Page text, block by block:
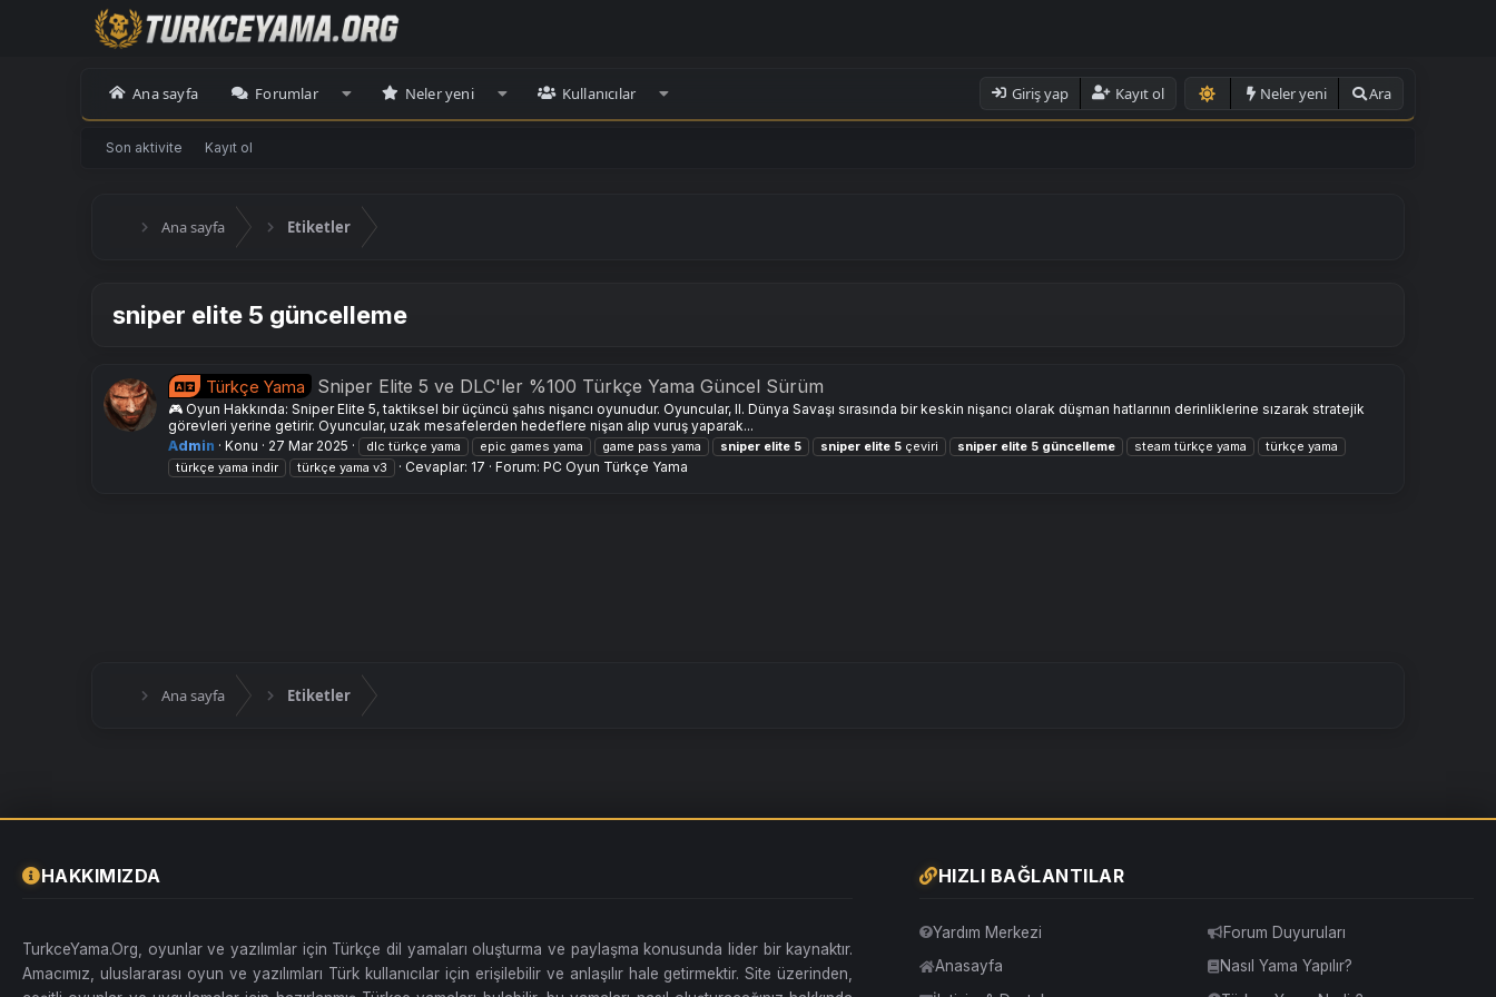
Ana sayfa Forumlar Neler yeni Kullanıcılar Giriş yap Kayıt ol Neler yeni Ara
Son aktivite Kayıt ol
Ana sayfa Etiketler
sniper elite 5 güncelleme
Türkçe Yama Sniper Elite 5 ve DLC'ler %100 Türkçe Yama Güncel Sürüm
🎮 Oyun Hakkında: Sniper Elite 5, taktiksel bir üçüncü şahıs nişancı oyunudur. Oyuncular, II. Dünya Savaşı sırasında bir keskin nişancı olarak düşman hatlarının derinliklerine sızarak stratejik
görevleri yerine getirir. Oyuncular, uzak mesafelerden hedeflere nişan alıp vuruş yaparak...
Admin
Konu 27 Mar 2025 dlc türkçe yama epic games yama game pass yama sniper elite 5 sniper elite 5 çeviri sniper elite 5 güncelleme steam türkçe yama
türkçe yama
türkçe yama indir
türkçe yama v3 Cevaplar: 17 Forum: PC Oyun Türkçe Yama
Ana sayfa Etiketler
HAKKIMIZDA
TurkceYama.Org, oyunlar ve yazılımlar için Türkçe dil yamaları oluşturma ve paylaşma konusunda lider bir kaynaktır.
Amacımız, uluslararası oyun ve yazılımları Türk kullanıcılar için erişilebilir ve anlaşılır hale getirmektir. Site üzerinden,
HIZLI BAĞLANTILAR
Yardım Merkezi
Anasayfa
Forum Duyuruları
Nasıl Yama Yapılır?